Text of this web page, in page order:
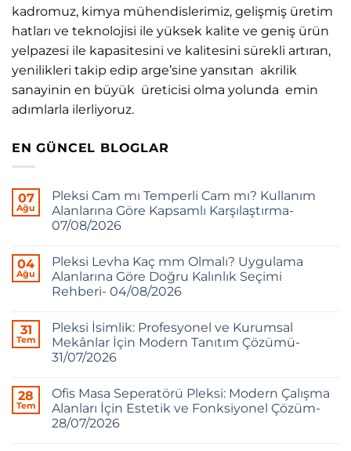
kadromuz, kimya mühendislerimiz, gelişmiş üretim
hatları ve teknolojisi ile yüksek kalite ve geniş ürün
yelpazesi ile kapasitesini ve kalitesini sürekli artıran,
yenilikleri takip edip arge’sine yansıtan akrilik
sanayinin en büyük üreticisi olma yolunda emin
adımlarla ilerliyoruz.
EN GÜNCEL BLOGLAR
07
Ağu
Pleksi Cam mı Temperli Cam mı? Kullanım
Alanlarına Göre Kapsamlı Karşılaştırma-
07/08/2026
04
Ağu
Pleksi Levha Kaç mm Olmalı? Uygulama
Alanlarına Göre Doğru Kalınlık Seçimi
Rehberi- 04/08/2026
31
Tem
Pleksi İsimlik: Profesyonel ve Kurumsal
Mekânlar İçin Modern Tanıtım Çözümü-
31/07/2026
28
Tem
Ofis Masa Seperatörü Pleksi: Modern Çalışma
Alanları İçin Estetik ve Fonksiyonel Çözüm-
28/07/2026